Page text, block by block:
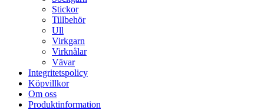
Stickor
Tillbehör
Ull
Virkgarn
Virknålar
Vävar
Integritetspolicy
Köpvillkor
Om oss
Produktinformation